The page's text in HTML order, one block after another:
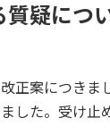
疑につ
正案につきま
した。受け止